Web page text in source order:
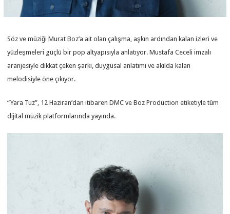
Söz ve müziği Murat Boz’a ait olan çalışma, aşkın ardından kalan izleri ve
yüzleşmeleri güçlü bir pop altyapısıyla anlatıyor. Mustafa Ceceli imzalı
aranjesiyle dikkat çeken şarkı, duygusal anlatımı ve akılda kalan
melodisiyle öne çıkıyor.
“Yara Tuz”, 12 Haziran’dan itibaren DMC ve Boz Production etiketiyle tüm
dijital müzik platformlarında yayında.